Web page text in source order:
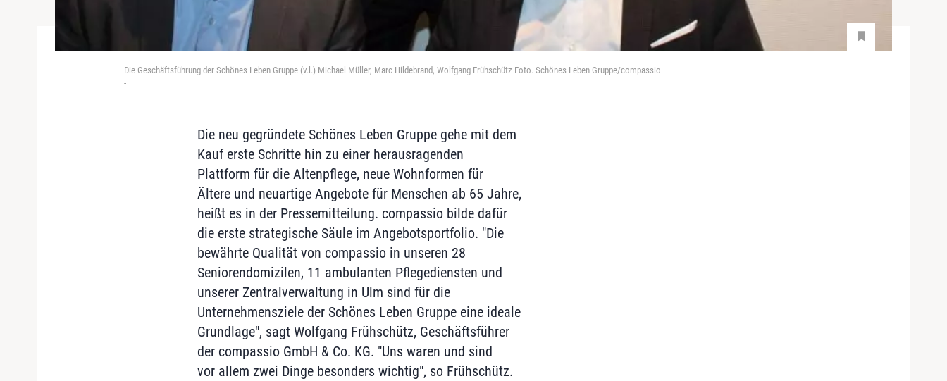
Die Geschäftsführung der Schönes Leben Gruppe (v.l.) Michael Müller, Marc Hildebrand, Wolfgang Frühschütz Foto. Schönes Leben Gruppe/compassio
-
Die neu gegründete Schönes Leben Gruppe gehe mit dem
Kauf erste Schritte hin zu einer herausragenden
Plattform für die Altenpflege, neue Wohnformen für
Ältere und neuartige Angebote für Menschen ab 65 Jahre,
heißt es in der Pressemitteilung. compassio bilde dafür
die erste strategische Säule im Angebotsportfolio. "Die
bewährte Qualität von compassio in unseren 28
Seniorendomizilen, 11 ambulanten Pflegediensten und
unserer Zentralverwaltung in Ulm sind für die
Unternehmensziele der Schönes Leben Gruppe eine ideale
Grundlage", sagt Wolfgang Frühschütz, Geschäftsführer
der compassio GmbH & Co. KG. "Uns waren und sind
vor allem zwei Dinge besonders wichtig", so Frühschütz.